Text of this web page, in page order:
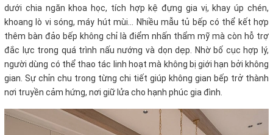
dưới chia ngăn khoa học, tích hợp kệ đựng gia vị, khay úp chén,
khoang lò vi sóng, máy hút mùi... Nhiều mẫu tủ bếp có thể kết hợp
thêm bàn đảo bếp không chỉ là điểm nhấn thẩm mỹ mà còn hỗ trợ
đắc lực trong quá trình nấu nướng và dọn dẹp. Nhờ bố cục hợp lý,
người dùng có thể thao tác linh hoạt mà không bị giới hạn bởi không
gian. Sự chỉn chu trong từng chi tiết giúp không gian bếp trở thành
nơi truyền cảm hứng, nơi giữ lửa cho hạnh phúc gia đình.